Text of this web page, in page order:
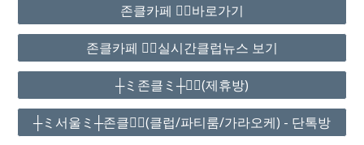
존클카페 ❤️‍🔥바로가기
존클카페 ❤️‍🔥실시간클럽뉴스 보기
┼ミ존클ミ┼❤️‍🔥(제휴방)
┼ミ서울ミ┼존클❤️‍🔥(클럽/파티룸/가라오케) - 단톡방